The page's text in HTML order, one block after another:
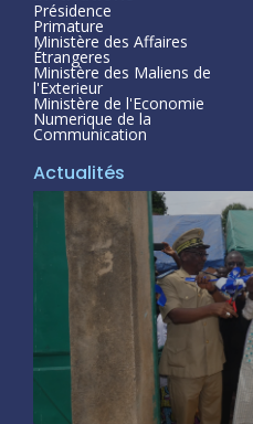
Présidence
Primature
Ministère des Affaires
Étrangeres
Ministère des Maliens de
l'Exterieur
Ministère de l'Economie
Numerique de la
Communication
Actualités